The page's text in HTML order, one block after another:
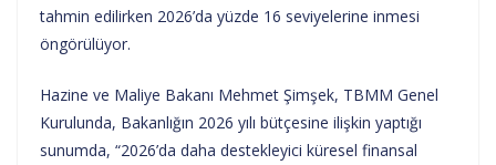
tahmin edilirken 2026’da yüzde 16 seviyelerine inmesi
öngörülüyor.
Hazine ve Maliye Bakanı Mehmet Şimşek, TBMM Genel
Kurulunda, Bakanlığın 2026 yılı bütçesine ilişkin yaptığı
sunumda, “2026’da daha destekleyici küresel finansal